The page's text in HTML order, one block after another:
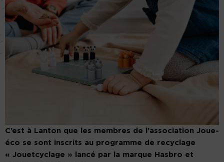
C’est à Lanton que les membres de l’association Joue-
éco se sont inscrits au programme de recyclage
« Jouetcyclage » lancé par la marque Hasbro et